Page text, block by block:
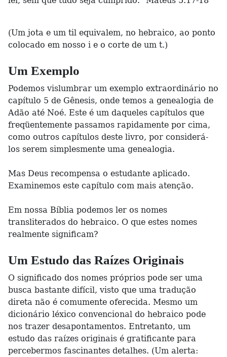
(Um jota e um til equivalem, no hebraico, ao ponto
colocado em nosso i e o corte de um t.)
Um Exemplo
Podemos vislumbrar um exemplo extraordinário no
capítulo 5 de Gênesis, onde temos a genealogia de
Adão até Noé. Este é um daqueles capítulos que
freqüentemente passamos rapidamente por cima,
como outros capítulos deste livro, por considerá-
los serem simplesmente uma genealogia.
Mas Deus recompensa o estudante aplicado.
Examinemos este capítulo com mais atenção.
Em nossa Bíblia podemos ler os nomes
transliterados do hebraico. O que estes nomes
realmente significam?
Um Estudo das Raízes Originais
O significado dos nomes próprios pode ser uma
busca bastante difícil, visto que uma tradução
direta não é comumente oferecida. Mesmo um
dicionário léxico convencional do hebraico pode
nos trazer desapontamentos. Entretanto, um
estudo das raízes originais é gratificante para
percebermos fascinantes detalhes. (Um alerta: